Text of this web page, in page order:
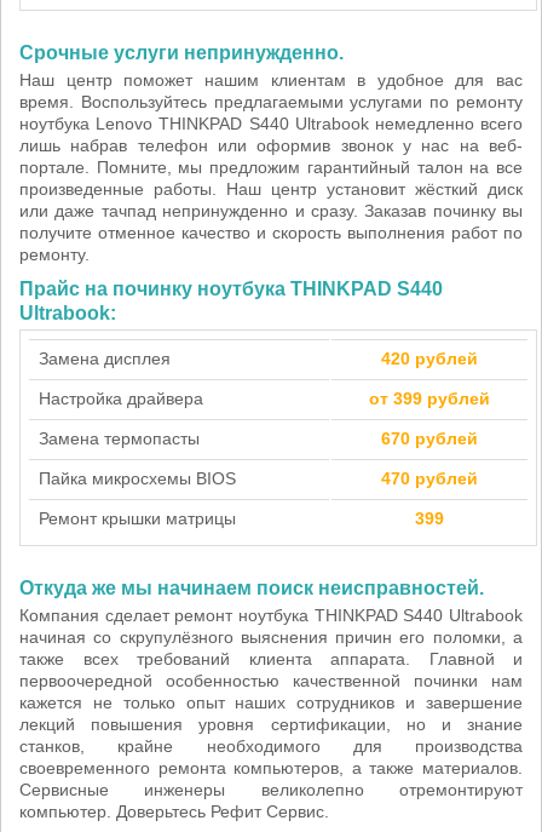
Срочные услуги непринужденно.
Наш центр поможет нашим клиентам в удобное для вас
время. Воспользуйтесь предлагаемыми услугами по ремонту
ноутбука Lenovo THINKPAD S440 Ultrabook немедленно всего
лишь набрав телефон или оформив звонок у нас на веб-
портале. Помните, мы предложим гарантийный талон на все
произведенные работы. Наш центр установит жёсткий диск
или даже тачпад непринужденно и сразу. Заказав починку вы
получите отменное качество и скорость выполнения работ по
ремонту.
Прайс на починку ноутбука THINKPAD S440
Ultrabook:
Замена дисплея 420 рублей
Настройка драйвера от 399 рублей
Замена термопасты 670 рублей
Пайка микросхемы BIOS 470 рублей
Ремонт крышки матрицы 399
Откуда же мы начинаем поиск неисправностей.
Компания сделает ремонт ноутбука THINKPAD S440 Ultrabook
начиная со скрупулёзного выяснения причин его поломки, а
также всех требований клиента аппарата. Главной и
первоочередной особенностью качественной починки нам
кажется не только опыт наших сотрудников и завершение
лекций повышения уровня сертификации, но и знание
станков, крайне необходимого для производства
своевременного ремонта компьютеров, а также материалов.
Сервисные инженеры великолепно отремонтируют
компьютер. Доверьтесь Рефит Сервис.